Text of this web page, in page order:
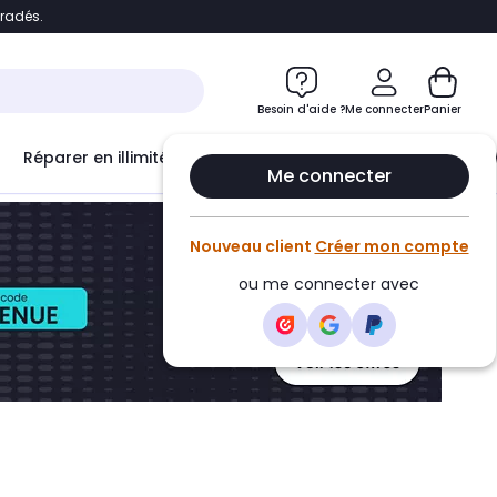
Besoin d'aide ?Me connecter
Me connecter
Nouveau client Créer mon compte
ou me connecter avec
Panier
Réparer en illimité avec Le Club Infinity